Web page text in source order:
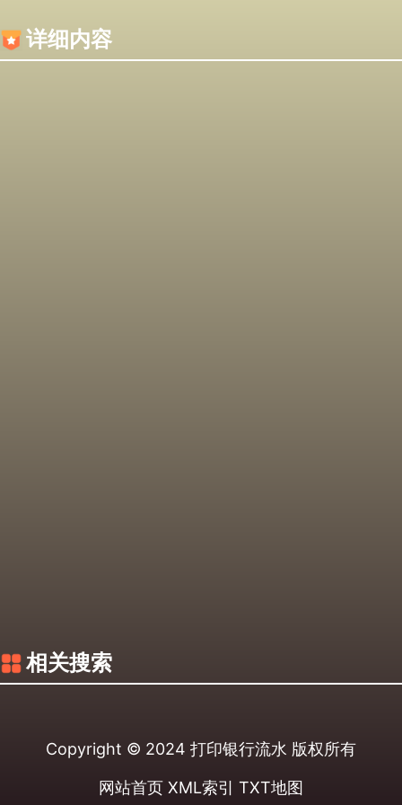
详细内容
相关搜索
Copyright © 2024 打印银行流水 版权所有
网站首页 XML索引 TXT地图